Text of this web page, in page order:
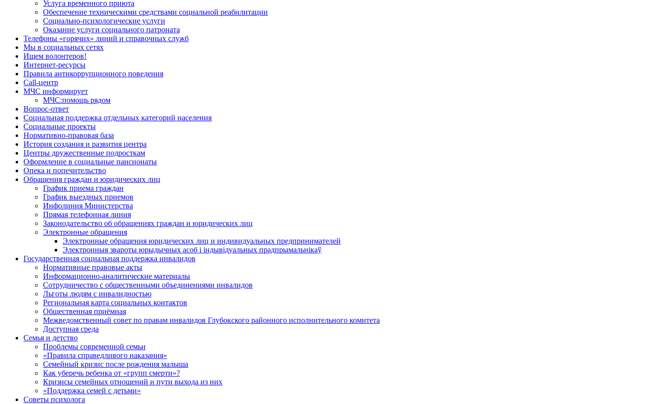
Услуга временного приюта
Обеспечение техническими средствами социальной реабилитации
Социально-психологические услуги
Оказание услуги социального патроната
Телефоны «горячих» линий и справочных служб
Мы в социальных сетях
Ищем волонтеров!
Интернет-ресурсы
Правила антикоррупционного поведения
Call-центр
МЧС информирует
МЧС:помощь рядом
Вопрос-ответ
Социальная поддержка отдельных категорий населения
Социальные проекты
Нормативно-правовая база
История создания и развития центра
Центры дружественные подросткам
Оформление в социальные пансионаты
Опека и попечительство
Обращения граждан и юридических лиц
График приема граждан
График выездных приемов
Инфолиния Министерства
Прямая телефонная линия
Законодательство об обращениях граждан и юридических лиц
Электронные обращения
Электронные обращения юридических лиц и индивидуальных предпринимателей
Электронныя звароты юрыдычных асоб і індывідуальных прадпрымальнікаў
Государственная социальная поддержка инвалидов
Нормативные правовые акты
Информационно-аналитические материалы
Сотрудничество с общественными объединениями инвалидов
Льготы людям с инвалидностью
Региональная карта социальных контактов
Общественная приёмная
Межведомственный совет по правам инвалидов Глубокского районного исполнительного комитета
Доступная среда
Семья и детство
Проблемы современной семьи
«Правила справедливого наказания»
Семейный кризис после рождения малыша
Как уберечь ребенка от «групп смерти»?
Кризисы семейных отношений и пути выхода из них
«Поддержка семей с детьми»
Советы психолога